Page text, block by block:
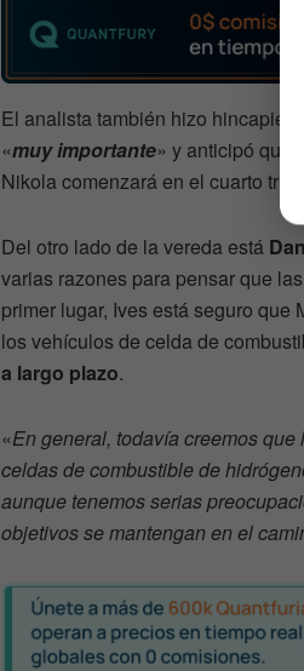
El analista también hizo hincapié
«muy importante» y anticipó que
Nikola comenzará en el cuarto
Del otro lado de la vereda está
varias razones para pensar que
primer lugar, Ives está seguro que
los vehículos de celda de
a largo plazo.
«En general, todavía creemos
celdas de combustible de
aunque tenemos serias
objetivos se mantengan en el